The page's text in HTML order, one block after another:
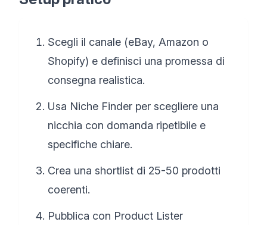
Scegli il canale (eBay, Amazon o
Shopify) e definisci una promessa di
consegna realistica.
Usa Niche Finder per scegliere una
nicchia con domanda ripetibile e
specifiche chiare.
Crea una shortlist di 25-50 prodotti
coerenti.
Pubblica con Product Lister